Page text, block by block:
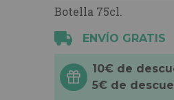
Botella 75cl.
ENVÍO GRATIS
10€ de
5€ de